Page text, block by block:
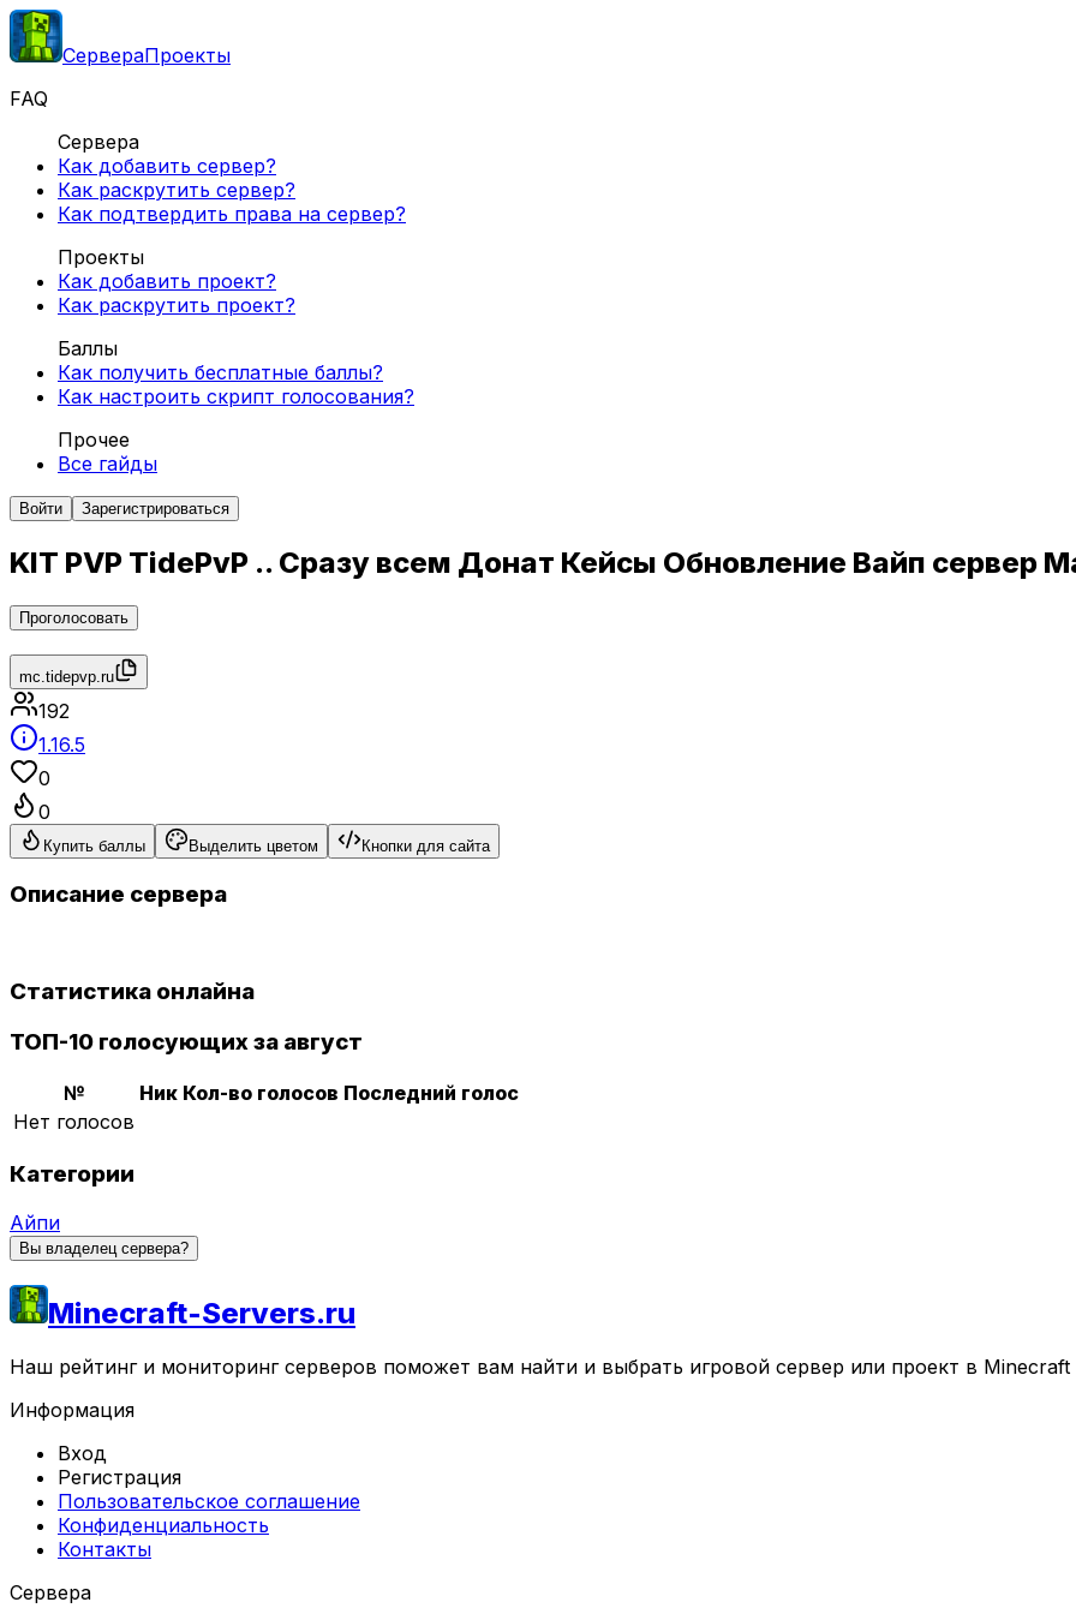
СервераПроекты
FAQ
Сервера
Как добавить сервер?
Как раскрутить сервер?
Как подтвердить права на сервер?
Проекты
Как добавить проект?
Как раскрутить проект?
Баллы
Как получить бесплатные баллы?
Как настроить скрипт голосования?
Прочее
Все гайды
Войти Зарегистрироваться
KIT PVP TidePvP .. Сразу всем Донат Кейсы Обновление Вайп сервер
Проголосовать
mc.tidepvp.ru
192
1.16.5
0
0
Купить баллы Выделить цветом Кнопки для сайта
Описание сервера
Статистика онлайна
ТОП-10 голосующих за август
№ Ник Кол-во голосов Последний голос
Нет голосов
Категории
Айпи
Вы владелец сервера?
Minecraft-Servers.ru
Наш рейтинг и мониторинг серверов поможет вам найти и выбрать игровой сервер или проект в
Информация
Вход
Регистрация
Пользовательское соглашение
Конфиденциальность
Контакты
Сервера